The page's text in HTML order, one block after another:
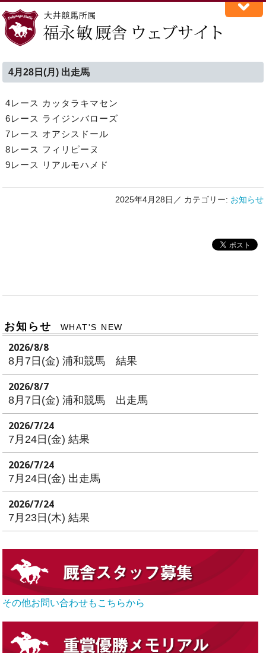
4月28日(月) 出走馬
4レース カッタラキマセン
6レース ライジンバローズ
7レース オアシスドール
8レース フィリピーヌ
9レース リアルモハメド
2025年4月28日／ カテゴリー: お知らせ
お知らせ WHAT'S NEW
2026/8/8
8月7日(金) 浦和競馬 結果
2026/8/7
8月7日(金) 浦和競馬 出走馬
2026/7/24
7月24日(金) 結果
2026/7/24
7月24日(金) 出走馬
2026/7/24
7月23日(木) 結果
その他お問い合わせもこちらから